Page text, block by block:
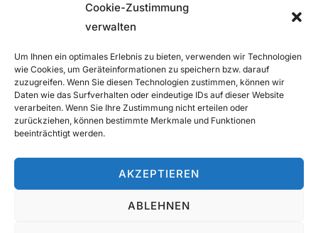
Cookie-Zustimmung
verwalten
Um Ihnen ein optimales Erlebnis zu bieten, verwenden wir Technologien
wie Cookies, um Geräteinformationen zu speichern bzw. darauf
zuzugreifen. Wenn Sie diesen Technologien zustimmen, können wir
Daten wie das Surfverhalten oder eindeutige IDs auf dieser Website
verarbeiten. Wenn Sie Ihre Zustimmung nicht erteilen oder
zurückziehen, können bestimmte Merkmale und Funktionen
beeinträchtigt werden.
AKZEPTIEREN
ABLEHNEN
Telefax: 069 75699105
frankfurt@wshp.law
Kundenparkplätze über die Einfahrt direkt hinter
dem Gebäude. U4 U-Bahn Haltestelle
Festhalle/Messe und Straßenbahn Haltestelle
Ludwig-Erhard-Anlage |
Kontakt|Impressum|Datenschutz|Cookie